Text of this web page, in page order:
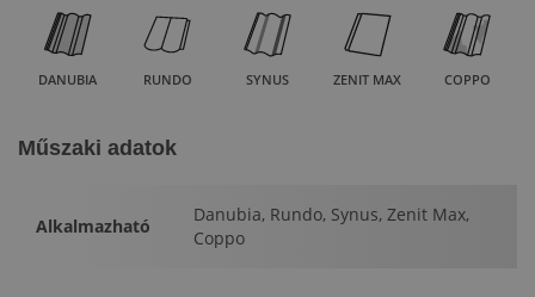
DANUBIA RUNDO SYNUS ZENIT MAX COPPO
Műszaki adatok
Alkalmazható
Danubia, Rundo, Synus, Zenit Max,
Coppo